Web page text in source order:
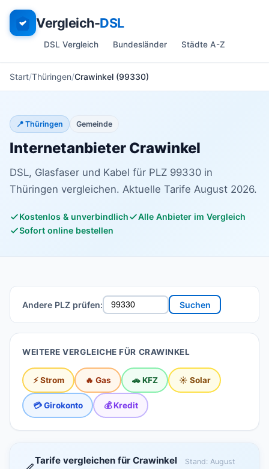
Vergleich-DSL
DSL Vergleich Bundesländer Städte A-Z
Start Thüringen Crawinkel (99330)
📍 Thüringen Gemeinde
Internetanbieter Crawinkel
DSL, Glasfaser und Kabel für PLZ 99330 in
Thüringen vergleichen. Aktuelle Tarife August 2026.
Kostenlos & unverbindlich
Alle Anbieter im Vergleich
Sofort online bestellen
Andere PLZ prüfen: Suchen
WEITERE VERGLEICHE FÜR CRAWINKEL
⚡ Strom 🔥 Gas 🚗 KFZ ☀️ Solar
💳 Girokonto 💰 Kredit
Tarife vergleichen für Crawinkel
Stand: August